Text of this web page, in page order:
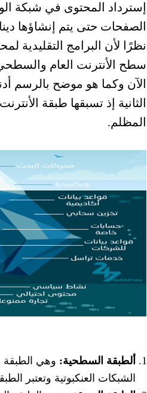
إسترداد المحتوى في شبكة
الصفحات حتى يتم إنشاؤها
نظرًا لأن البرامج التقليدية
سطح الأنترنت العام
الآن وكما هو موضح بالرسم
الثانية إذ تسبقها طبقة
المظلم.
ألطبقة السطحية: وهي
الشبكات العنكبوتية وتعتبر